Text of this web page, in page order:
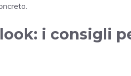
i consigli